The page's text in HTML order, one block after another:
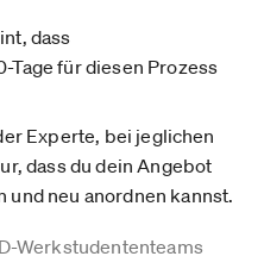
dass
Tage für diesen Prozess
Experte, bei jeglichen
dass du dein Angebot
neu anordnen kannst.
Werkstudententeams